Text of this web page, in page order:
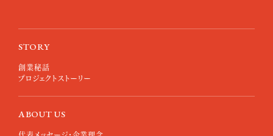
STORY
創業秘話
プロジェクトストーリー
ABOUT US